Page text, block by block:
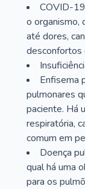
COVID-
o organismo,
até dores,
desconfortos
Enfisema
pulmonares
paciente. Há
respiratória,
comum em
Doença
qual há uma
para os